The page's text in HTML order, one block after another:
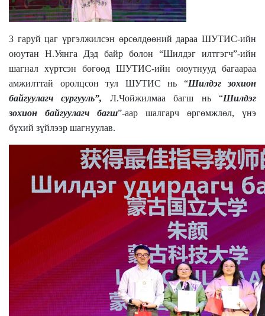
3 гаруй цаг үргэлжилсэн өрсөлдөөний дараа ШУТИС-ийн
оюутан Н.Уянга Дэд байр болон “Шилдэг илтгэгч”-ийн
шагнал хүртсэн бөгөөд ШУТИС-ийн оюутнууд багаараа
амжилттай оролцсон тул ШУТИС нь “Шилдэг зохион
байгуулагч сургууль”, Л.Чойжилмаа багш нь “Шилдэг
зохион байгуулагч багш”-аар шалгарч өргөмжлөл, үнэ
бүхий зүйлээр шагнуулав.